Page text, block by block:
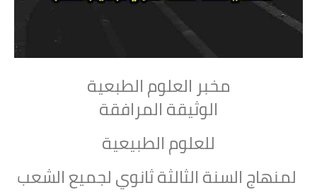
مخبر العلوم الطبعية
الوثيقة المرافقة
للعلوم الطبيعية
لمنهاج السنة الثالثة ثانوي لجميع الشعب